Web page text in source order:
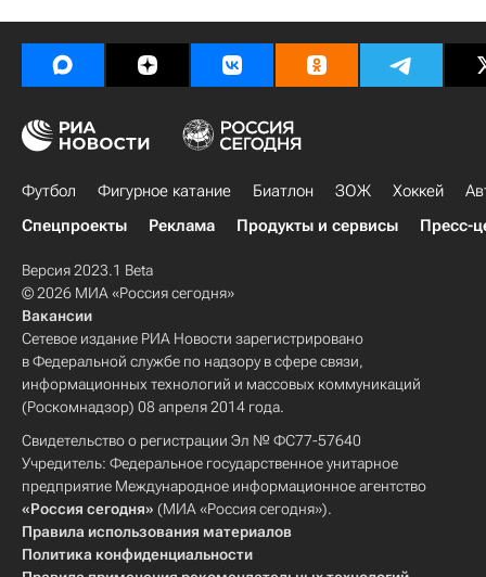
Футбол Фигурное катание Биатлон ЗОЖ Хоккей
Спецпроекты
Реклама Продукты и сервисы Пресс-
Версия 2023.1 Beta
© 2026 МИА «Россия сегодня»
Вакансии
Сетевое издание РИА Новости зарегистрировано
в Федеральной службе по надзору в сфере связи,
информационных технологий и массовых коммуникаций
(Роскомнадзор) 08 апреля 2014 года.
Свидетельство о регистрации Эл № ФС77-57640
Учредитель: Федеральное государственное унитарное
предприятие Международное информационное агентство
«Россия сегодня» (МИА «Россия сегодня»).
Правила использования материалов
Политика конфиденциальности